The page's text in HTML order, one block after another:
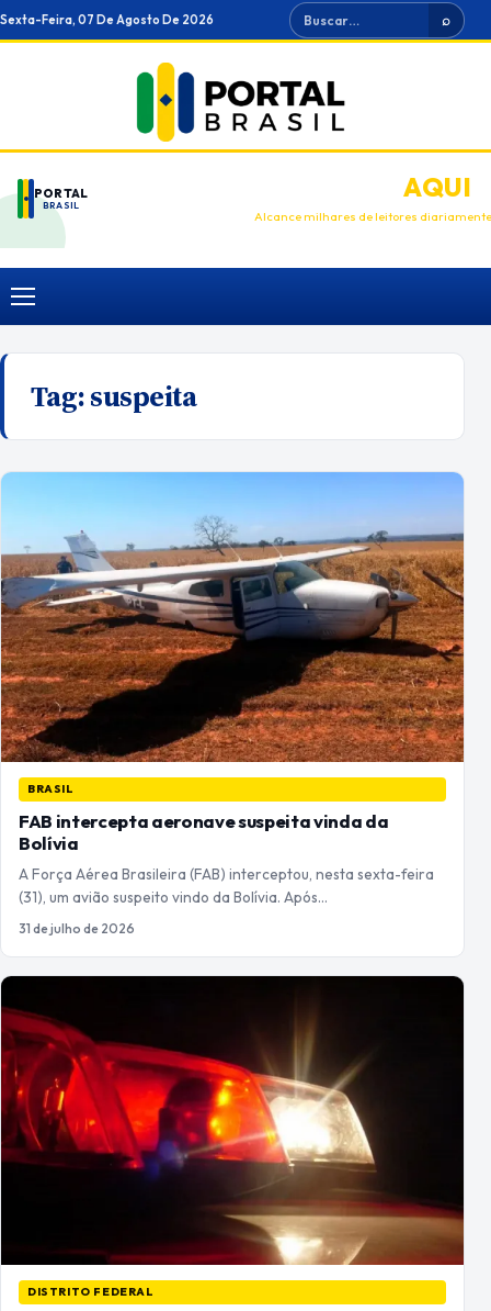
Ir
para
Sexta-Feira, 07 De Agosto De 2026 Buscar ⌕
PORTAL
BRASIL
ANUNCIEAQUI
Alcance milhares de leitores diariamente
Menu
Tag:suspeita
BRASIL
FAB intercepta aeronave suspeita vinda da
Bolívia
A Força Aérea Brasileira (FAB) interceptou, nesta sexta-feira
(31), um avião suspeito vindo da Bolívia. Após…
31 de julho de 2026
DISTRITO FEDERAL